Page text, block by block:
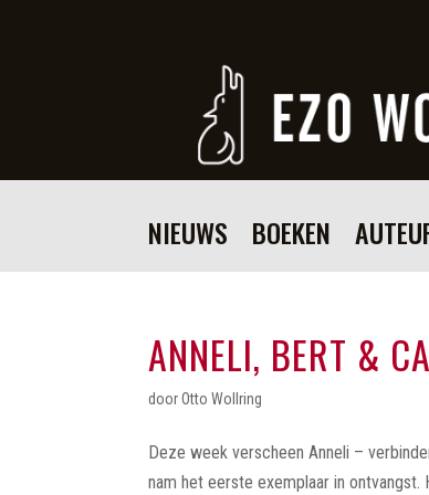
NIEUWS BOEKEN
ANNELI, BERT &
doorOtto Wollring
Deze week verscheen Anneli –
nam het eerste exemplaar in ontvangst.